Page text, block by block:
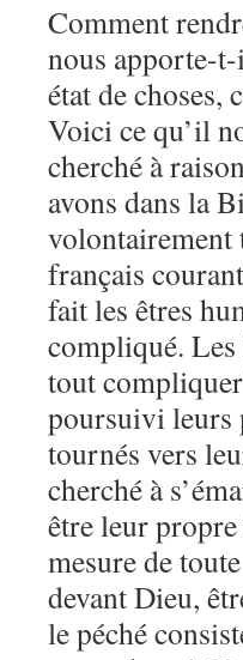
Comment
nous apporte-
état de choses,
Voici ce qu’il
cherché à
avons dans la
volontairement
français
fait les êtres
compliqué. Les
tout
poursuivi leurs
tournés vers
cherché à
être leur
mesure de
devant Dieu,
le péché